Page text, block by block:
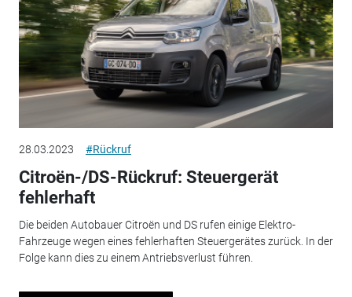
28.03.2023 #Rückruf
Citroën-/DS-Rückruf: Steuergerät
fehlerhaft
Die beiden Autobauer Citroën und DS rufen einige Elektro-
Fahrzeuge wegen eines fehlerhaften Steuergerätes zurück. In der
Folge kann dies zu einem Antriebsverlust führen.